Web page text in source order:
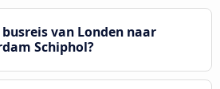
van Londen naar
Schiphol?